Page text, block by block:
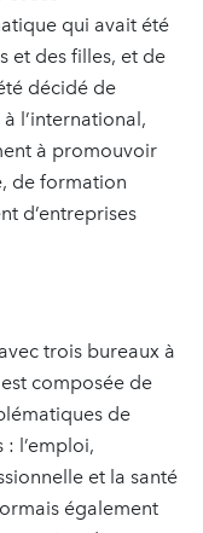
qui avait été
et des filles, et de
décidé de
l’international,
à promouvoir
de formation
d’entreprises
trois bureaux à
est composée de
de
l’emploi,
et la santé
également